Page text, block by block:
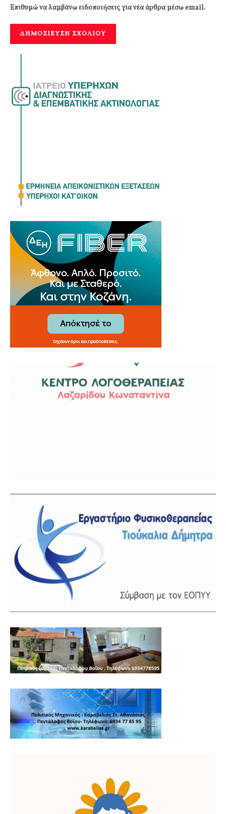
Επιθυμώ να λαμβάνω ειδοποιήσεις για νέα άρθρα μέσω email.